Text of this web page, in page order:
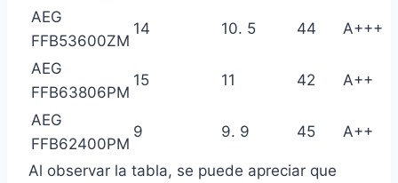
AEG
FFB53600ZM
14 10. 5 44 A+++
AEG
FFB63806PM
15 11 42 A++
AEG
FFB62400PM
9 9. 9 45 A++
Al observar la tabla, se puede apreciar que